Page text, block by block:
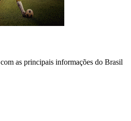
as principais informações do Brasil